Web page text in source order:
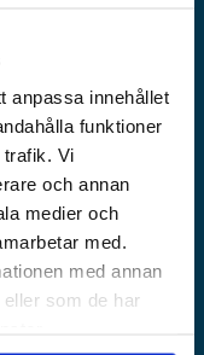
anpassa innehållet
funktioner
Vi
och annan
medier och
med.
med annan
som de har